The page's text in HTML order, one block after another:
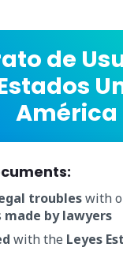
de
América
troubleswith
made by lawyers
with the Leyes